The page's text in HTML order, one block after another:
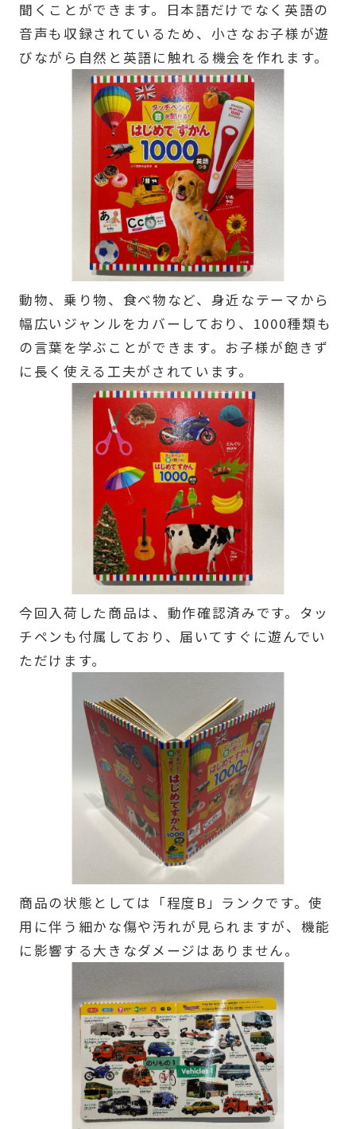
聞くことができます。日本語だけでなく英語の
音声も収録されているため、小さなお子様が遊
びながら自然と英語に触れる機会を作れます。
動物、乗り物、食べ物など、身近なテーマから
幅広いジャンルをカバーしており、1000種類も
の言葉を学ぶことができます。お子様が飽きず
に長く使える工夫がされています。
今回入荷した商品は、動作確認済みです。タッ
チペンも付属しており、届いてすぐに遊んでい
ただけます。
商品の状態としては「程度B」ランクです。使
用に伴う細かな傷や汚れが見られますが、機能
に影響する大きなダメージはありません。